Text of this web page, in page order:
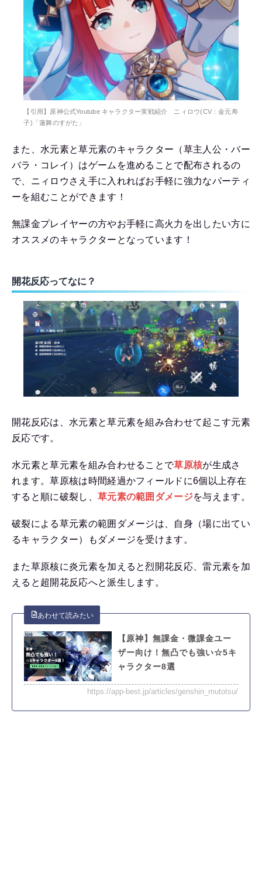
【引用】原神公式Youtube キャラクター実戦紹介 ニィロウ(CV：金元寿
子)「蓮舞のすがた」
また、水元素と草元素のキャラクター（草主人公・バー
バラ・コレイ）はゲームを進めることで配布されるの
で、ニィロウさえ手に入れればお手軽に強力なパーティ
ーを組むことができます！
無課金プレイヤーの方やお手軽に高火力を出したい方に
オススメのキャラクターとなっています！
開花反応ってなに？
開花反応は、水元素と草元素を組み合わせて起こす元素
反応です。
水元素と草元素を組み合わせることで草原核が生成さ
れます。草原核は時間経過かフィールドに6個以上存在
すると順に破裂し、 草元素の範囲ダメージを与えます。
破裂による草元素の範囲ダメージは、自身（場に出てい
るキャラクター）もダメージを受けます。
また草原核に炎元素を加えると烈開花反応、雷元素を加
えると超開花反応へと派生します。
【原神】無課金・微課金ユー
ザー向け！無凸でも強い☆5キ
ャラクター8選
https://app-best.jp/articles/genshin_mutotsu/